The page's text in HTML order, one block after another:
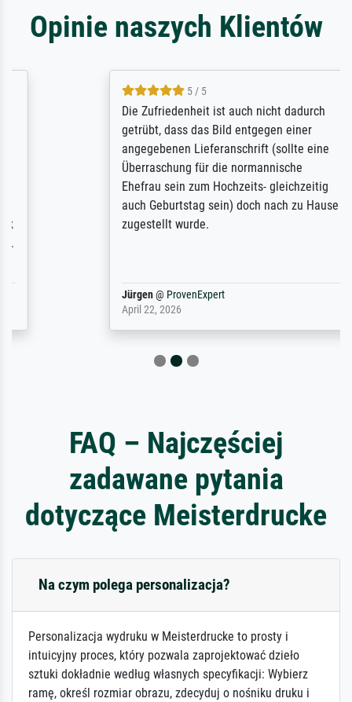
Opinie naszych Klientów
5 / 5
Die Zufriedenheit ist auch nicht dadurch
getrübt, dass das Bild entgegen einer
angegebenen Lieferanschrift (sollte eine
Überraschung für die normannische
Ehefrau sein zum Hochzeits- gleichzeitig
auch Geburtstag sein) doch nach zu Hause
zugestellt wurde.
ProvenExpert
April 22, 2026
FAQ – Najczęściej
zadawane pytania
dotyczące Meisterdrucke
Na czym polega personalizacja?
Personalizacja wydruku w Meisterdrucke to prosty i
intuicyjny proces, który pozwala zaprojektować dzieło
sztuki dokładnie według własnych specyfikacji: Wybierz
ramę, określ rozmiar obrazu, zdecyduj o nośniku druku i